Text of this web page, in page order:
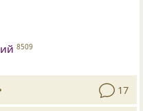
8509
17